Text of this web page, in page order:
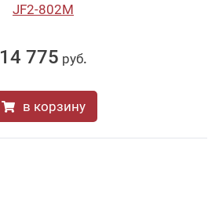
JF2-802M
14 775 руб.
в корзину